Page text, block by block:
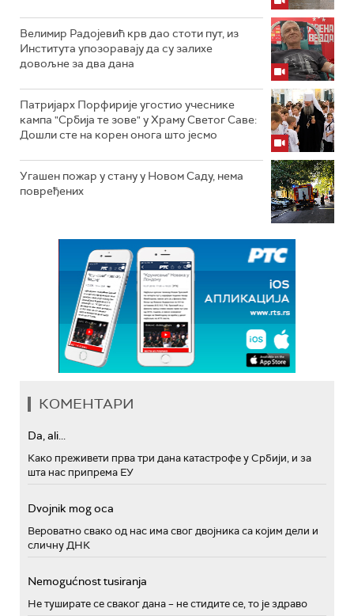
Велимир Радојевић крв дао стоти пут, из
Института упозоравају да су залихе
довољне за два дана
Патријарх Порфирије угостио учеснике
кампа "Србија те зове" у Храму Светог Саве:
Дошли сте на корен онога што јесмо
Угашен пожар у стану у Новом Саду, нема
повређених
КОМЕНТАРИ
Da, ali...
Како преживети прва три дана катастрофе у Србији, и за
шта нас припрема ЕУ
Dvojnik mog oca
Вероватно свако од нас има свог двојника са којим дели и
сличну ДНК
Nemogućnost tusiranja
Не туширате се сваког дана – не стидите се, то је здраво